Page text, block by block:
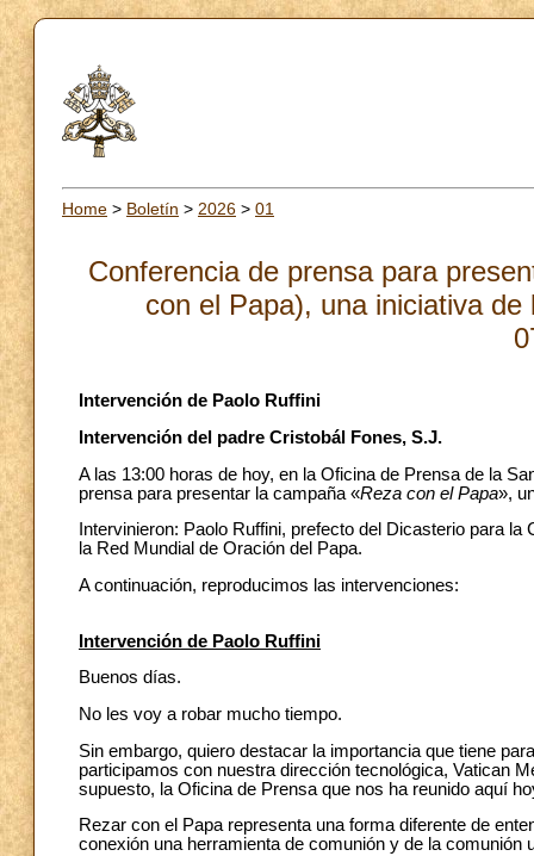
Home > Boletín > 2026 > 01
Conferencia de prensa para
con el Papa), una iniciativa
Intervención de Paolo Ruffini
Intervención del padre Cristobál Fones, S.J.
A las 13:00 horas de hoy, en la Oficina de Prensa de la
prensa para presentar la campaña «Reza con el Papa»,
Intervinieron: Paolo Ruffini, prefecto del Dicasterio para
la Red Mundial de Oración del Papa.
A continuación, reproducimos las intervenciones:
Intervención de Paolo Ruffini
Buenos días.
No les voy a robar mucho tiempo.
Sin embargo, quiero destacar la importancia que tiene
participamos con nuestra dirección tecnológica, Vatican
supuesto, la Oficina de Prensa que nos ha reunido aquí
Rezar con el Papa representa una forma diferente de
conexión una herramienta de comunión y de la comunión